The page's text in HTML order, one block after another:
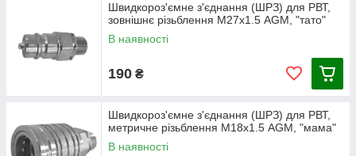
мінімальне влучення бруду всередину системи;
відповідають стандарту ISO 16028.
Основні переваги швидкороз'ємних з'єднань:
швидке підключення та від'єднання гідроліній без
скорочення часу обслуговування техніки;
мінімальні втрати робочої рідини;
Швидкороз'ємне з'єднання (ШРЗ) для РВТ,
зовнішнє різьблення М27х1.5 AGM, "тато"
В наявності
190 ₴
Швидкороз'ємне з'єднання (ШРЗ) для РВТ,
метричне різьблення М18х1.5 AGM, "мама"
В наявності